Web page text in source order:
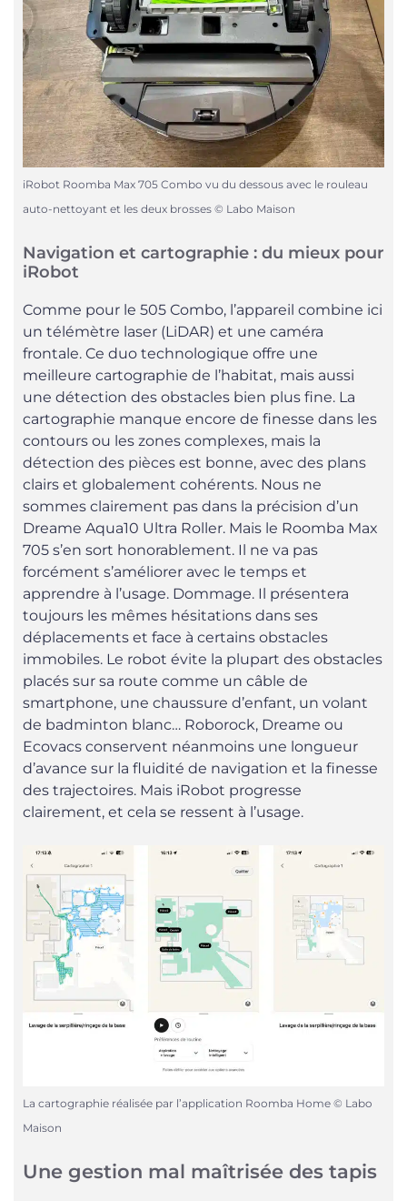
iRobot Roomba Max 705 Combo vu du dessous avec le rouleau
auto-nettoyant et les deux brosses © Labo Maison
Navigation et cartographie : du mieux pour
iRobot
Comme pour le 505 Combo, l’appareil combine ici
un télémètre laser (LiDAR) et une caméra
frontale. Ce duo technologique offre une
meilleure cartographie de l’habitat, mais aussi
une détection des obstacles bien plus fine. La
cartographie manque encore de finesse dans les
contours ou les zones complexes, mais la
détection des pièces est bonne, avec des plans
clairs et globalement cohérents. Nous ne
sommes clairement pas dans la précision d’un
Dreame Aqua10 Ultra Roller. Mais le Roomba Max
705 s’en sort honorablement. Il ne va pas
forcément s’améliorer avec le temps et
apprendre à l’usage. Dommage. Il présentera
toujours les mêmes hésitations dans ses
déplacements et face à certains obstacles
immobiles. Le robot évite la plupart des obstacles
placés sur sa route comme un câble de
smartphone, une chaussure d’enfant, un volant
de badminton blanc… Roborock, Dreame ou
Ecovacs conservent néanmoins une longueur
d’avance sur la fluidité de navigation et la finesse
des trajectoires. Mais iRobot progresse
clairement, et cela se ressent à l’usage.
La cartographie réalisée par l’application Roomba Home © Labo
Maison
Une gestion mal maîtrisée des tapis